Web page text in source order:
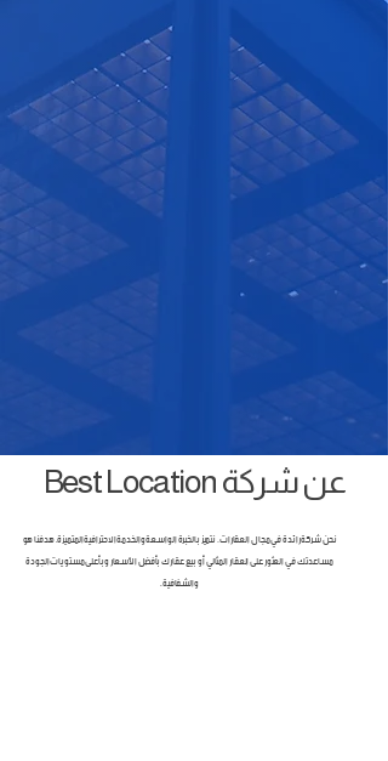
عن شركة Best Location
نحن شركة رائدة في مجال العقارات، نتميز بالخبرة الواسعة والخدمة الاحترافية المتميزة. هدفنا هو
مساعدتك في العثور على العقار المثالي أو بيع عقارك بأفضل الأسعار وبأعلى مستويات الجودة
والشفافية.